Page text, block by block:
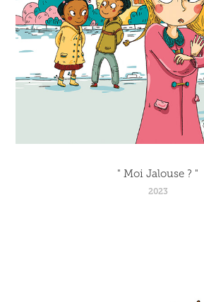
" Moi Jalouse ? "
2023